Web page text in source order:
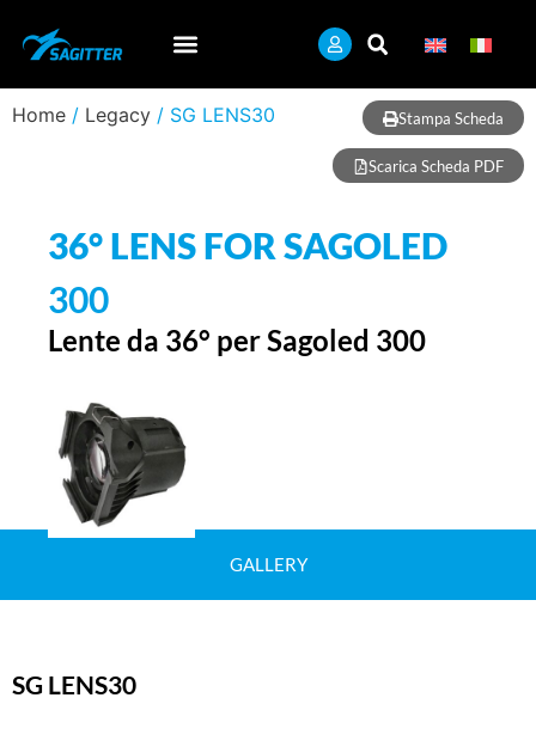
Home / Legacy / SG LENS30 Stampa Scheda
Scarica Scheda PDF
36° LENS FOR SAGOLED
300
Lente da 36° per Sagoled 300
GALLERY
SG LENS30